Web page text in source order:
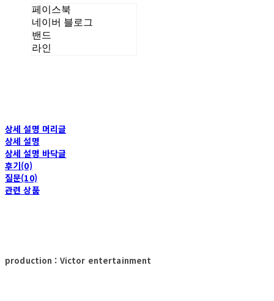
페이스북
네이버 블로그
밴드
라인
상세 설명 머리글
상세 설명
상세 설명 바닥글
후기(0)
질문(10)
관련 상품
production : Victor entertainment